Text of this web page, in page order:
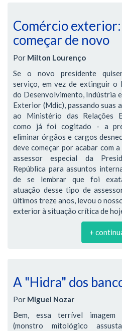
Comércio exterior:
começar de novo
Por Milton Lourenço
Se o novo presidente
serviço, em vez de extinguir o
do Desenvolvimento, Indústria
Exterior (Mdic), passando suas
ao Ministério das Relações
como já foi cogitado - a
eliminar órgãos e cargos
deve começar por acabar com
assessor especial da
República para assuntos
de se lembrar que foi
atuação desse tipo de
últimos treze anos, levou o
exterior à situação crítica de
+
A "Hidra" dos
Por Miguel Nozar
Bem, essa terrível imagem
(monstro mitológico